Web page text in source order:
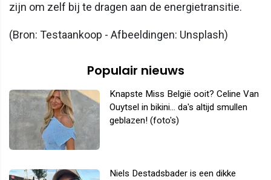
zijn om zelf bij te dragen aan de energietransitie.
(Bron: Testaankoop - Afbeeldingen: Unsplash)
Populair nieuws
Knapste Miss België ooit? Celine Van
Ouytsel in bikini... da's altijd smullen
geblazen! (foto's)
Niels Destadsbader is een dikke